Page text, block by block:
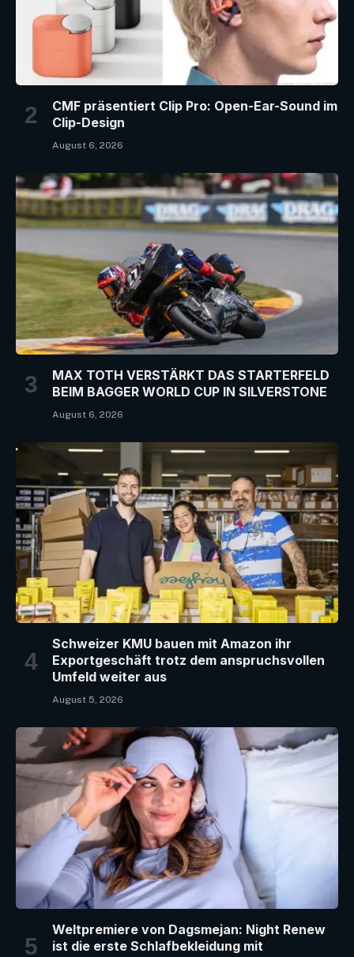
CMF präsentiert Clip Pro: Open-Ear-Sound im
Clip-Design
August 6, 2026
MAX TOTH VERSTÄRKT DAS STARTERFELD
BEIM BAGGER WORLD CUP IN SILVERSTONE
August 6, 2026
Schweizer KMU bauen mit Amazon ihr
Exportgeschäft trotz dem anspruchsvollen
Umfeld weiter aus
August 5, 2026
Weltpremiere von Dagsmejan: Night Renew
ist die erste Schlafbekleidung mit